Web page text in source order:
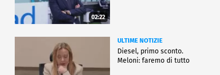
02:22
ULTIME NOTIZIE
Diesel, primo sconto.
Meloni: faremo di tutto